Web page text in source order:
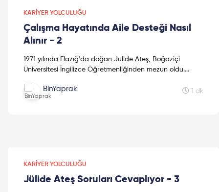
KARIYER YOLCULUĞU
Çalışma Hayatında Aile Desteği Nasıl
Alınır - 2
1971 yılında Elazığ'da doğan Jülide Ateş, Boğaziçi
Üniversitesi İngilizce Öğretmenliğinden mezun oldu.
BinYaprak 1 dk
KARIYER YOLCULUĞU
Jülide Ateş Soruları Cevaplıyor - 3